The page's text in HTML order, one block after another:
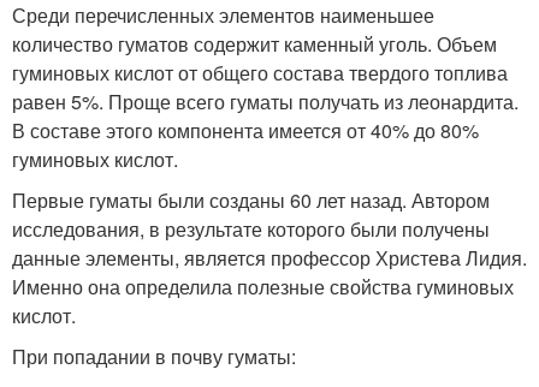
Среди перечисленных элементов наименьшее
количество гуматов содержит каменный уголь. Объем
гуминовых кислот от общего состава твердого топлива
равен 5%. Проще всего гуматы получать из леонардита.
В составе этого компонента имеется от 40% до 80%
гуминовых кислот.
Первые гуматы были созданы 60 лет назад. Автором
исследования, в результате которого были получены
данные элементы, является профессор Христева Лидия.
Именно она определила полезные свойства гуминовых
кислот.
При попадании в почву гуматы: